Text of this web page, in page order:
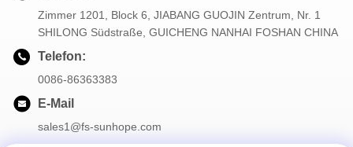
Zimmer 1201, Block 6, JIABANG GUOJIN Zentrum, Nr. 1
SHILONG Südstraße, GUICHENG NANHAI FOSHAN CHINA
Telefon:
0086-86363383
E-Mail
sales1@fs-sunhope.com